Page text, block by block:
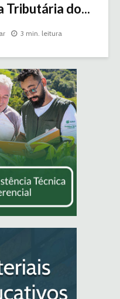
Tributária do...
3 min. leitura